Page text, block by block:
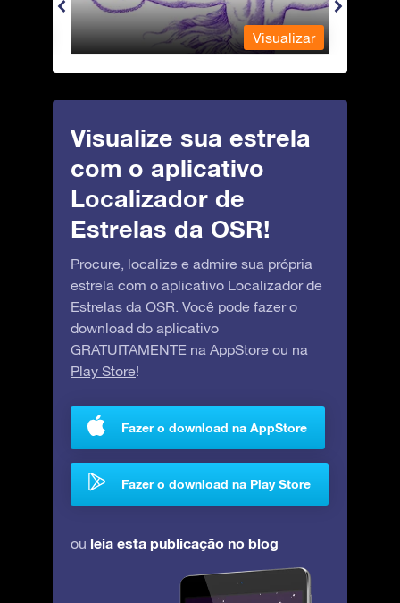
Visualizar
Visualize sua estrela
com o aplicativo
Localizador de
Estrelas da OSR!
Procure, localize e admire sua própria
estrela com o aplicativo Localizador de
Estrelas da OSR. Você pode fazer o
download do aplicativo
GRATUITAMENTE na AppStore ou na
Play Store!
Fazer o download na AppStore
Fazer o download na Play Store
ou leia esta publicação no blog